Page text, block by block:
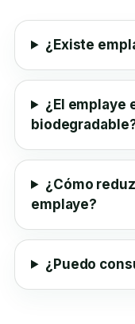
¿Existe
¿El emplaye
¿Cómo
emplaye?
¿Puedo